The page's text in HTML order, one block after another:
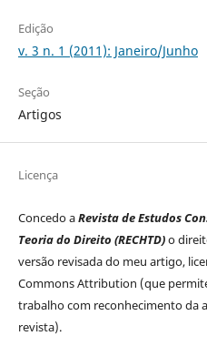
Edição
v. 3 n. 1 (2011): Janeiro/Junho
Seção
Artigos
Licença
Concedo aRevista de Estudos
Teoria do Direito (RECHTD)o
versão revisada do meu artigo,
Commons Attribution (que
trabalho com reconhecimento da
revista).